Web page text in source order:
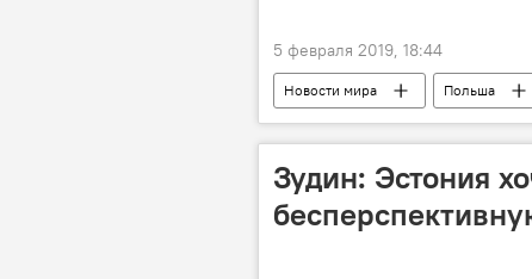
5 февраля 2019, 18:44
Новости мира Польша
Зудин: Эстония